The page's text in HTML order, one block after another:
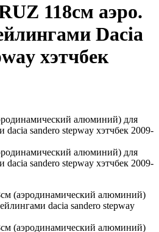
118см аэро.
Dacia
хэтчбек